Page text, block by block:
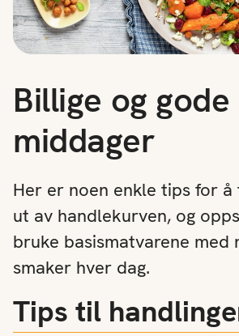
Billige og gode
middager
Her er noen enkle tips for å
ut av handlekurven, og
bruke basismatvarene med
smaker hver dag.
Tips til